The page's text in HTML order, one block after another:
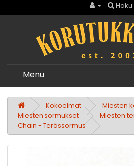
Haku
Menu
Kokoelmat
Miesten
Miesten sormukset
Miesten
Chain - Terässormus